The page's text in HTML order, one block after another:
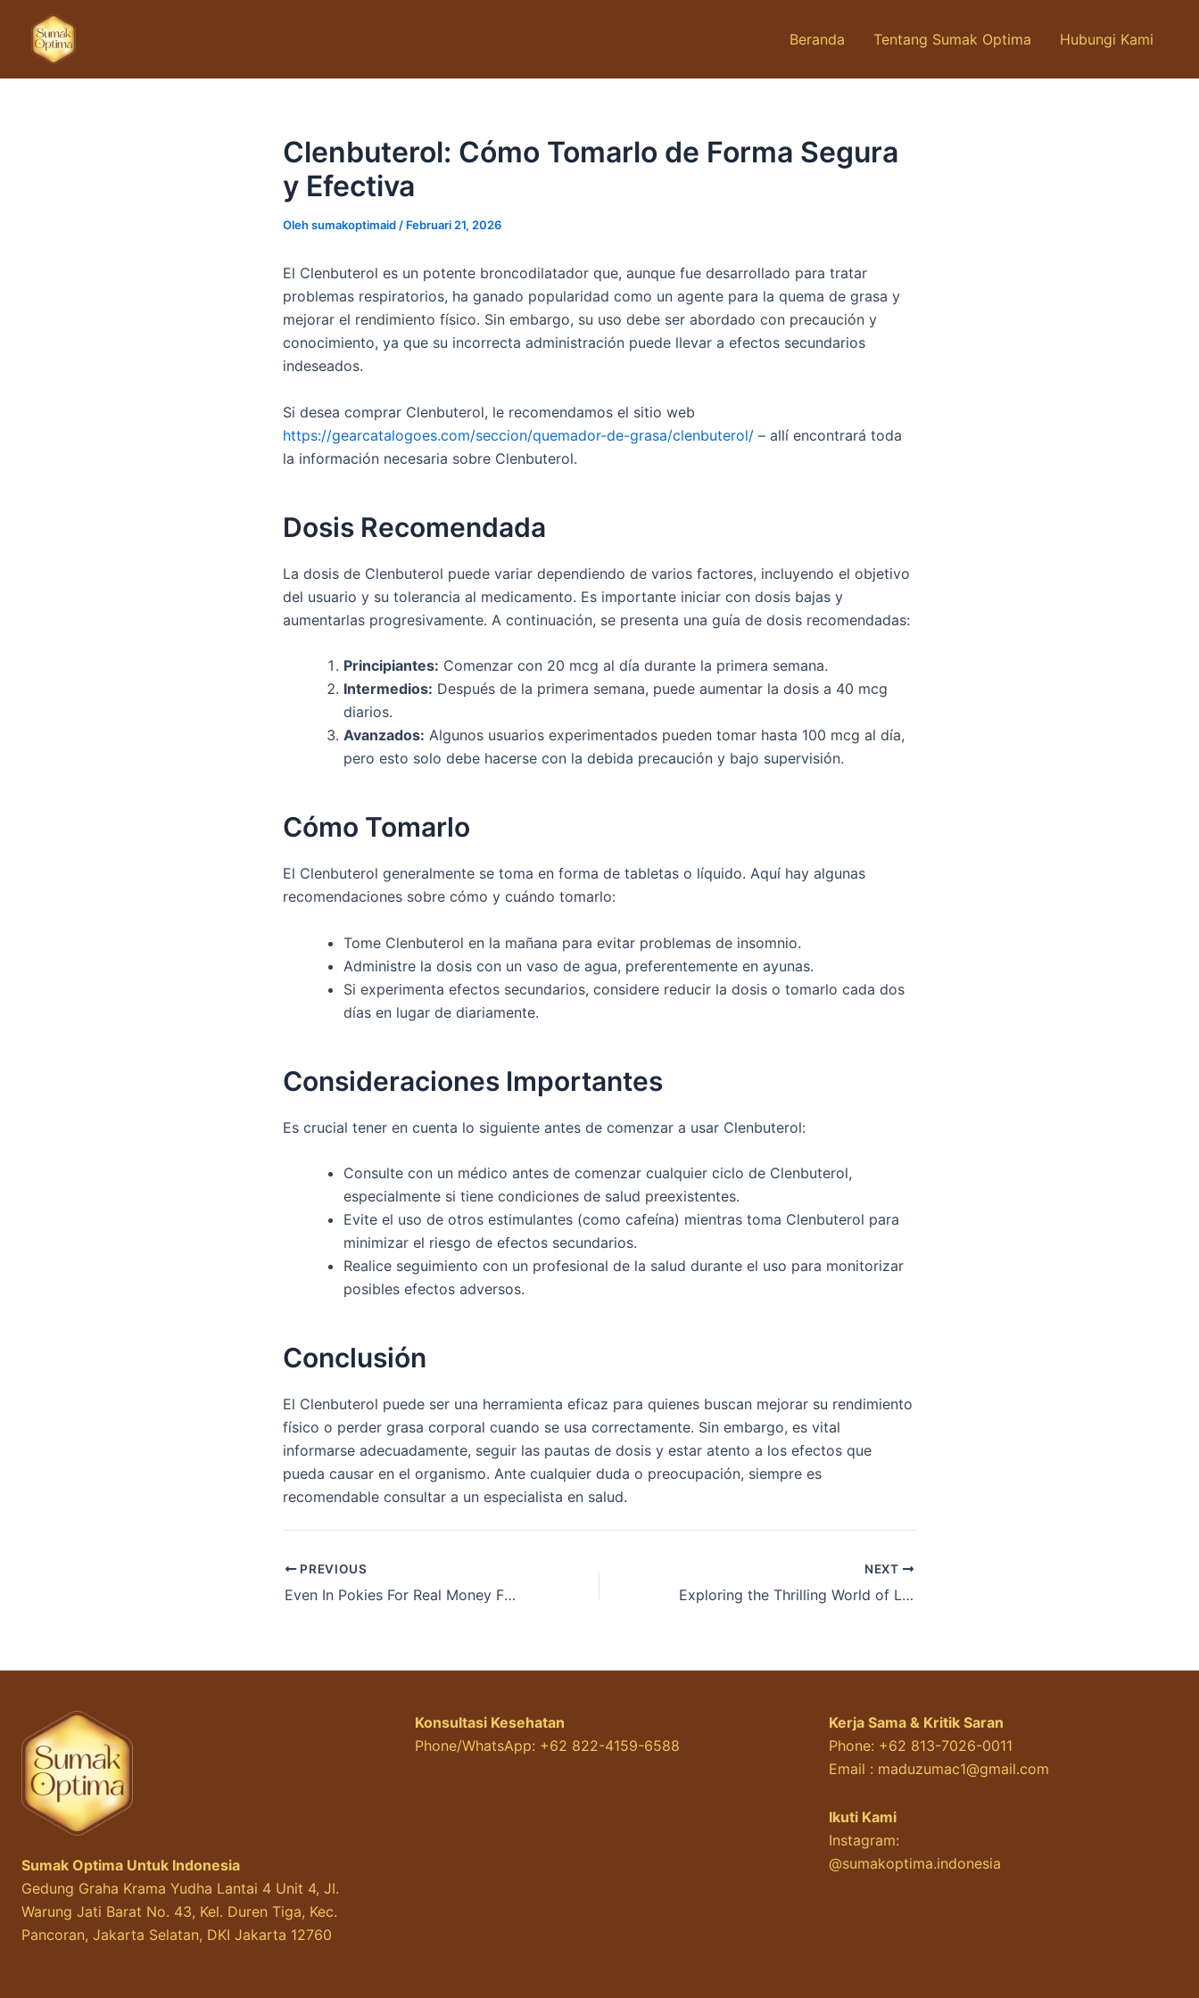
konten
Beranda Tentang Sumak Optima Hubungi Kami
Clenbuterol: Cómo Tomarlo de Forma Segura
y Efectiva
Olehsumakoptimaid / Februari 21, 2026
El Clenbuterol es un potente broncodilatador que, aunque fue desarrollado para tratar
problemas respiratorios, ha ganado popularidad como un agente para la quema de grasa y
mejorar el rendimiento físico. Sin embargo, su uso debe ser abordado con precaución y
conocimiento, ya que su incorrecta administración puede llevar a efectos secundarios
indeseados.
Si desea comprar Clenbuterol, le recomendamos el sitio web
https://gearcatalogoes.com/seccion/quemador-de-grasa/clenbuterol/ – allí encontrará toda
la información necesaria sobre Clenbuterol.
Dosis Recomendada
La dosis de Clenbuterol puede variar dependiendo de varios factores, incluyendo el objetivo
del usuario y su tolerancia al medicamento. Es importante iniciar con dosis bajas y
aumentarlas progresivamente. A continuación, se presenta una guía de dosis recomendadas:
Principiantes: Comenzar con 20 mcg al día durante la primera semana.
Intermedios: Después de la primera semana, puede aumentar la dosis a 40 mcg
diarios.
Avanzados: Algunos usuarios experimentados pueden tomar hasta 100 mcg al día,
pero esto solo debe hacerse con la debida precaución y bajo supervisión.
Cómo Tomarlo
El Clenbuterol generalmente se toma en forma de tabletas o líquido. Aquí hay algunas
recomendaciones sobre cómo y cuándo tomarlo:
Tome Clenbuterol en la mañana para evitar problemas de insomnio.
Administre la dosis con un vaso de agua, preferentemente en ayunas.
Si experimenta efectos secundarios, considere reducir la dosis o tomarlo cada dos
días en lugar de diariamente.
Consideraciones Importantes
Es crucial tener en cuenta lo siguiente antes de comenzar a usar Clenbuterol:
Consulte con un médico antes de comenzar cualquier ciclo de Clenbuterol,
especialmente si tiene condiciones de salud preexistentes.
Evite el uso de otros estimulantes (como cafeína) mientras toma Clenbuterol para
minimizar el riesgo de efectos secundarios.
Realice seguimiento con un profesional de la salud durante el uso para monitorizar
posibles efectos adversos.
Conclusión
El Clenbuterol puede ser una herramienta eficaz para quienes buscan mejorar su rendimiento
físico o perder grasa corporal cuando se usa correctamente. Sin embargo, es vital
informarse adecuadamente, seguir las pautas de dosis y estar atento a los efectos que
pueda causar en el organismo. Ante cualquier duda o preocupación, siempre es
recomendable consultar a un especialista en salud.
PREVIOUS
Even In Pokies For Real Money Free You Can Win Big
NEXT
Exploring the Thrilling World of Leon Casino Games
Sumak Optima Untuk Indonesia
Gedung Graha Krama Yudha Lantai 4 Unit 4, JI.
Warung Jati Barat No. 43, Kel. Duren Tiga, Kec.
Pancoran, Jakarta Selatan, DKI Jakarta 12760
Konsultasi Kesehatan
Phone/WhatsApp: +62 822-4159-6588
Kerja Sama & Kritik Saran
Phone: +62 813-7026-0011
Email : maduzumac1@gmail.com
Ikuti Kami
Instagram:
@sumakoptima.indonesia